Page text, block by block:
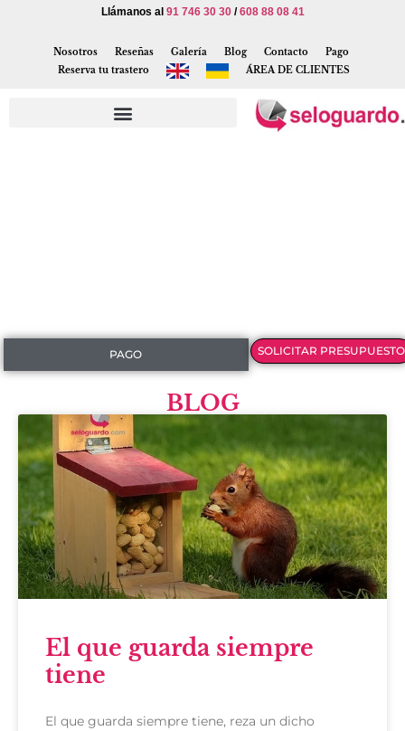
Llámanos al 91 746 30 30/608 88 08 41
Nosotros Reseñas Galería Blog Contacto
Pago
Reserva tu trastero
ÁREA DE CLIENTES
PAGO SOLICITAR PRESUPUESTO
BLOG
El que guarda siempre
tiene
El que guarda siempre tiene, reza un dicho